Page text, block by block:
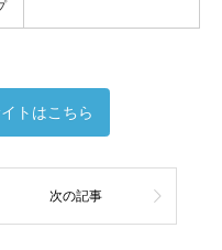
トはこちら
次の記事